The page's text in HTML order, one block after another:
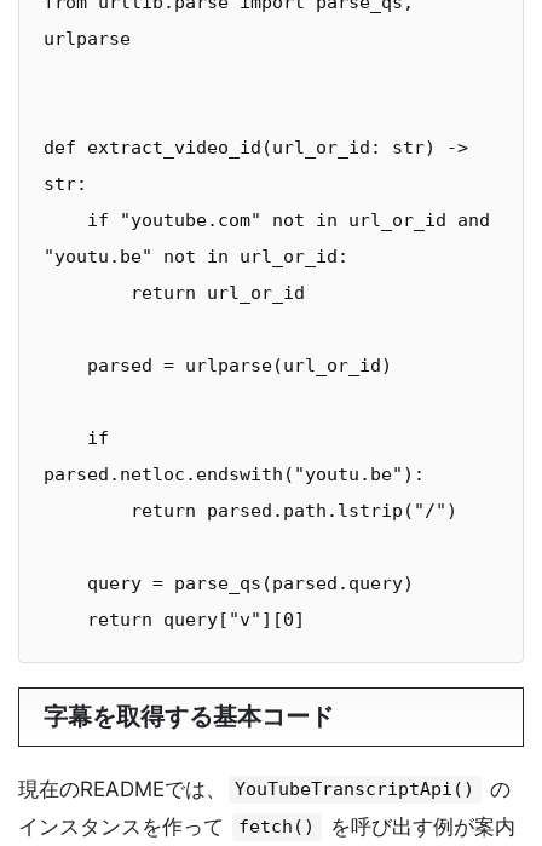
urlparse
def extract_video_id(url_or_id: str) ->
str:
"youtu.be" not in url_or_id:
parsed.netloc.endswith("youtu.be"):
    return query["v"][0]
字幕を取得する基本コード
現在のREADMEでは、 YouTubeTranscriptApi()
の
インスタンスを作って
fetch() を呼び出す例が案内